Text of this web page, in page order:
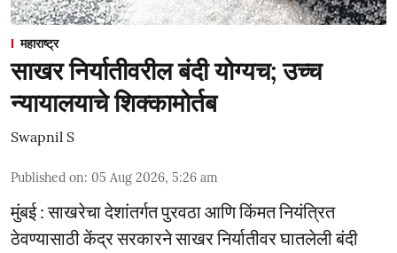
महाराष्ट्र
साखर निर्यातीवरील बंदी योग्यच; उच्च
न्यायालयाचे शिक्कामोर्तब
Swapnil S
Published on: 05 Aug 2026, 5:26 am
मुंबई : साखरेचा देशांतर्गत पुरवठा आणि किंमत नियंत्रित
ठेवण्यासाठी केंद्र सरकारने साखर निर्यातीवर घातलेली बंदी